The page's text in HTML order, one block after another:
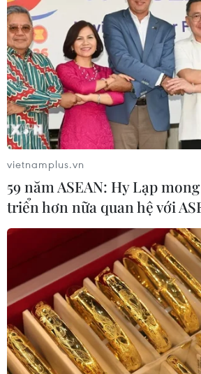
vietnamplus.vn
59 năm ASEAN: Hy Lạp
triển hơn nữa quan hệ với